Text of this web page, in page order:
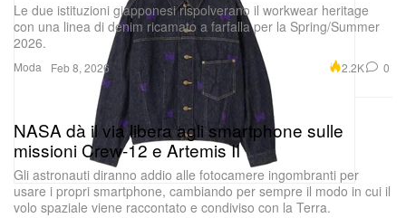
Moda
Le due istituzioni giapponesi rispolverano il workwear heritage
con una linea di denim ricamato a farfalla per la Spring/Summer
2026.
Feb 8, 2026 2.2K 0
NASA dà il via libera agli smartphone sulle
missioni Crew-12 e Artemis II
Gli astronauti diranno addio alle fotocamere ingombranti per
usare i propri smartphone, cambiando per sempre il modo in cui il
volo spaziale viene raccontato e condiviso con la Terra.